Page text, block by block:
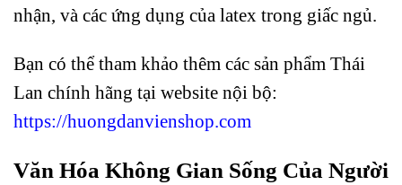
nhận, và các ứng dụng của latex trong giấc ngủ.
Bạn có thể tham khảo thêm các sản phẩm Thái
Lan chính hãng tại website nội bộ:
https://huongdanvienshop.com
Văn Hóa Không Gian Sống Của Người